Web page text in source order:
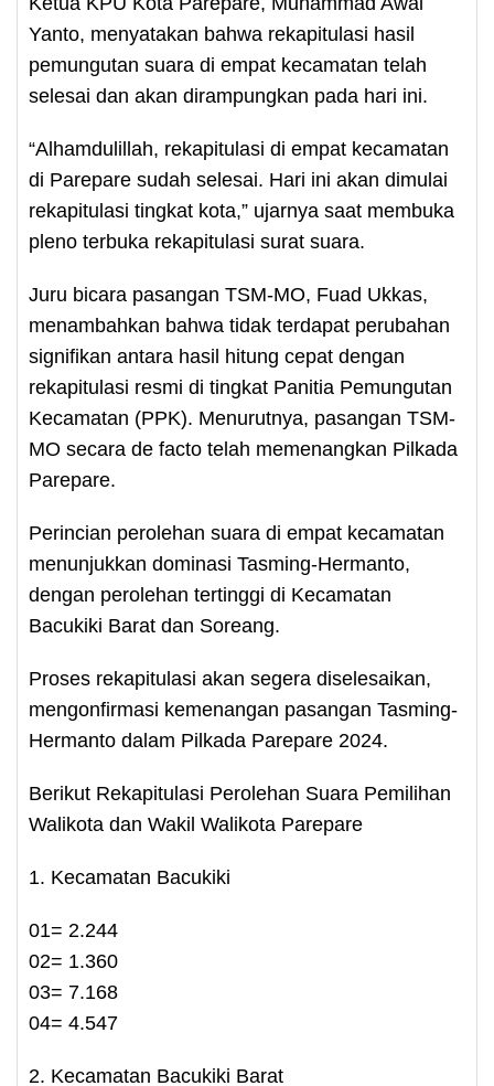
Yanto, menyatakan bahwa rekapitulasi hasil
pemungutan suara di empat kecamatan telah
selesai dan akan dirampungkan pada hari ini.
“Alhamdulillah, rekapitulasi di empat kecamatan
di Parepare sudah selesai. Hari ini akan dimulai
rekapitulasi tingkat kota,” ujarnya saat membuka
pleno terbuka rekapitulasi surat suara.
Juru bicara pasangan TSM-MO, Fuad Ukkas,
menambahkan bahwa tidak terdapat perubahan
signifikan antara hasil hitung cepat dengan
rekapitulasi resmi di tingkat Panitia Pemungutan
Kecamatan (PPK). Menurutnya, pasangan TSM-
MO secara de facto telah memenangkan Pilkada
Parepare.
Perincian perolehan suara di empat kecamatan
menunjukkan dominasi Tasming-Hermanto,
dengan perolehan tertinggi di Kecamatan
Bacukiki Barat dan Soreang.
Proses rekapitulasi akan segera diselesaikan,
mengonfirmasi kemenangan pasangan Tasming-
Hermanto dalam Pilkada Parepare 2024.
Berikut Rekapitulasi Perolehan Suara Pemilihan
Walikota dan Wakil Walikota Parepare
1. Kecamatan Bacukiki
01= 2.244
02= 1.360
03= 7.168
04= 4.547
2. Kecamatan Bacukiki Barat